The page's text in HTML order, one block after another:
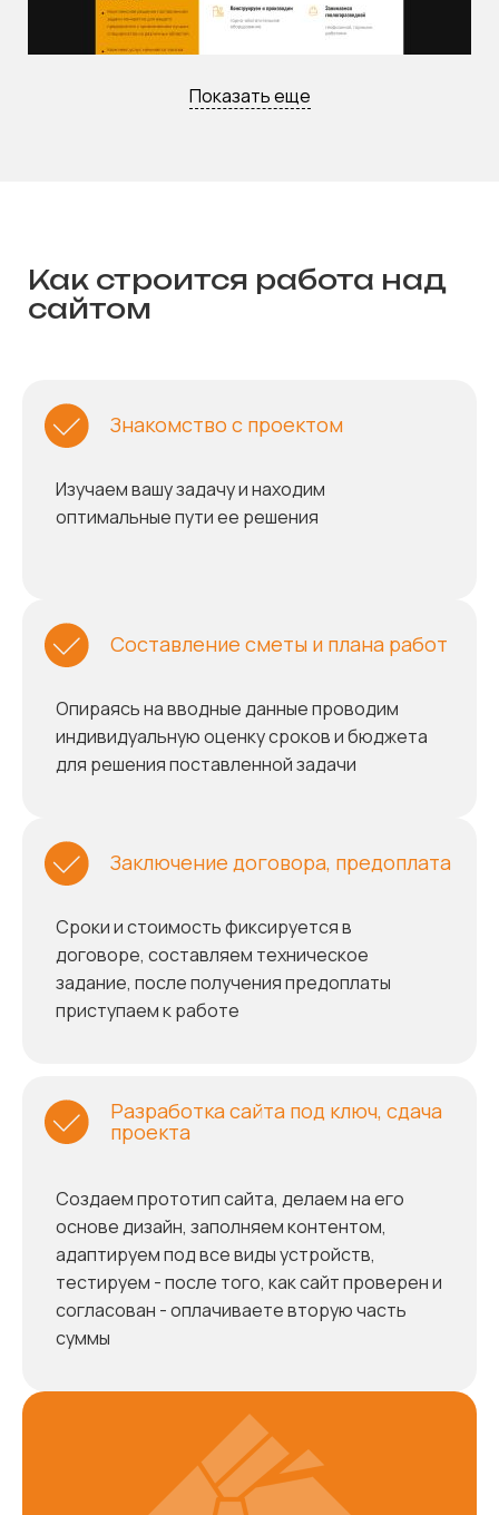
Показать еще
Как строится работа над
сайтом
Знакомство с проектом
Изучаем вашу задачу и находим
оптимальные пути ее решения
Составление сметы и плана работ
Опираясь на вводные данные проводим
индивидуальную оценку сроков и бюджета
для решения поставленной задачи
Заключение договора, предоплата
Сроки и стоимость фиксируется в
договоре, составляем техническое
задание, после получения предоплаты
приступаем к работе
Разработка сайта под ключ, сдача
проекта
Создаем прототип сайта, делаем на его
основе дизайн, заполняем контентом,
адаптируем под все виды устройств,
тестируем - после того, как сайт проверен и
согласован - оплачиваете вторую часть
суммы